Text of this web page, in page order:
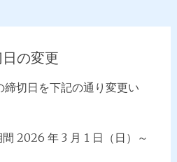
の変更
切日を下記の通り変更い
2026 年 3 月 1 日（日）～